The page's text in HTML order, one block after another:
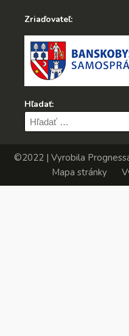
Zriaďovateľ:
Hľadať:
Hľadať:
©2022 | Vyrobila
Mapa stránky